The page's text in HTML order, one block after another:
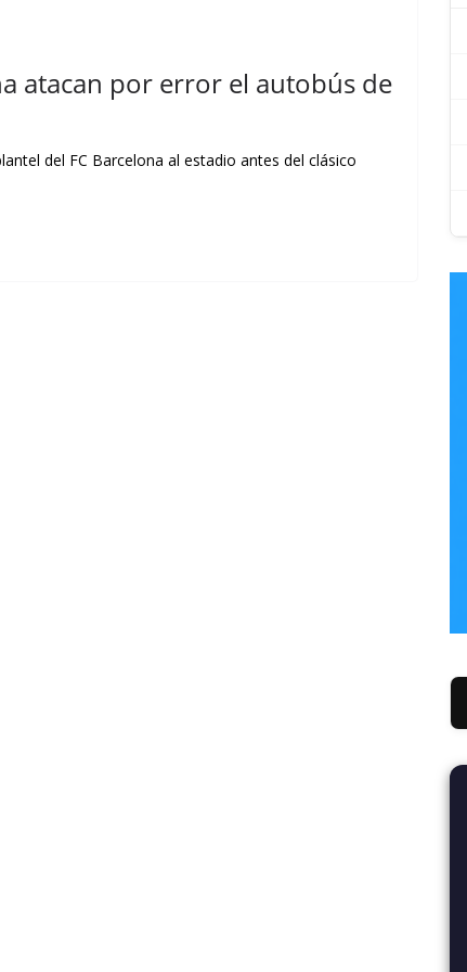
atacan por error el autobús de
del FC Barcelona al estadio antes del clásico